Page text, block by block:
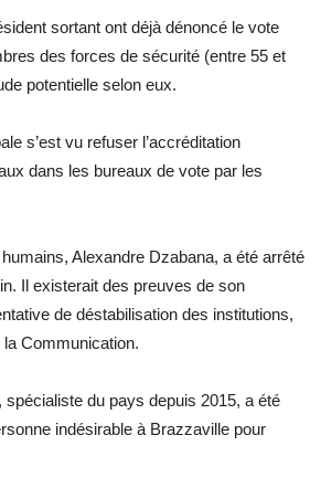
sortant ont déjà dénoncé le vote
des forces de sécurité (entre 55 et
potentielle selon eux.
s’est vu refuser l’accréditation
dans les bureaux de vote par les
Alexandre Dzabana, a été arrêté
Il existerait des preuves de son
de déstabilisation des institutions,
la Communication.
spécialiste du pays depuis 2015, a été
indésirable à Brazzaville pour